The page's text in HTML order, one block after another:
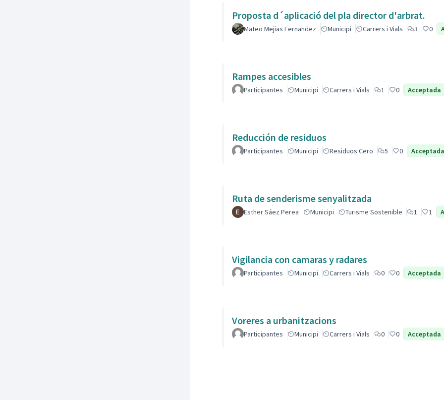
Proposta d´aplicació del pla director d'arbrat.
Mateo Mejias Fernandez Municipi Carrers i Vials 3 0
Rampes accesibles
Participantes Municipi Carrers i Vials 1 0 Acceptada
Reducción de residuos
Participantes Municipi Residuos Cero 5 0 Acceptada
Ruta de senderisme senyalitzada
Esther Sáez Perea Municipi Turisme Sostenible 1 1
Vigilancia con camaras y radares
Participantes Municipi Carrers i Vials 0 0 Acceptada
Voreres a urbanitzacions
Participantes Municipi Carrers i Vials 0 0 Acceptada